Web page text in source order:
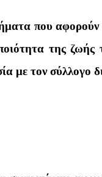
που αφορούν
της
με τον σύλλογο